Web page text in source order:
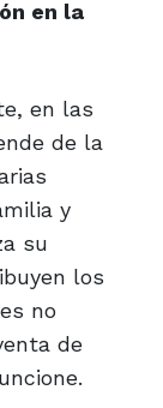
en la
en las
de la
y
su
los
no
de